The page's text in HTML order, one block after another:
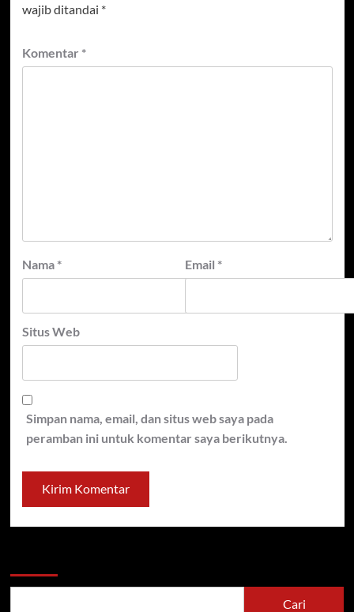
wajib ditandai *
Komentar *
Nama * Email *
Situs Web
Simpan nama, email, dan situs web saya pada
peramban ini untuk komentar saya berikutnya.
Cari